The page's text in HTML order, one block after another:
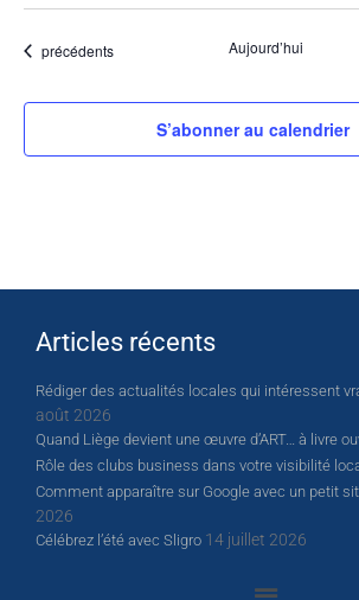
Évènements
précédents Aujourd’hui
S’abonner au calendrier
Articles récents
Rédiger des actualités locales qui intéressent
août 2026
Quand Liège devient une œuvre d’ART… à livre
Rôle des clubs business dans votre visibilité
Comment apparaître sur Google avec un petit
2026
Célébrez l’été avec Sligro 14 juillet 2026